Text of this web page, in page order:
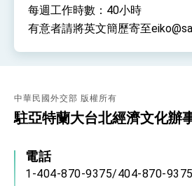
每週工作時數：40小時
有意者請將英文簡歷寄至
中華民國外交部 版權所有
駐亞特蘭大台北經濟文化辦
電話
1-404-870-9375/404-870-9375